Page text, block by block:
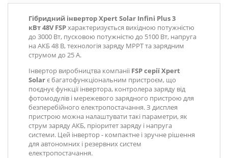
Гібридний інверторXpert Solar Infini Plus 3
кВт 48VFSPхарактеризується вихідною потужністю
до 3000 Вт, пусковою потужністю до 5100 Вт, напруга
на АКБ 48 В, технологія заряду MPPT та зарядним
струмом до 25 А.
Інвертор виробництва компаніїFSPсеріїXpert
Solarє багатофункціональним пристроєм, що
поєднує функції інвертора, контролера заряду від
фотомодулів і мережевого зарядного пристрою для
безперебійного електропостачання. З дисплея
пристрою можна налаштувати такі параметри, як
струм заряду АКБ, пріоритет заряду і напруга
системи. Цей інвертор - компактне і зручне рішення
для автономних і резервних систем
електропостачання.